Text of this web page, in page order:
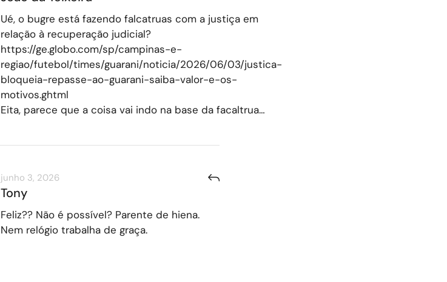
Ué, o bugre está fazendo falcatruas com a justiça em
relação à recuperação judicial?
https://ge.globo.com/sp/campinas-e-
regiao/futebol/times/guarani/noticia/2026/06/03/justica-
bloqueia-repasse-ao-guarani-saiba-valor-e-os-
motivos.ghtml
Eita, parece que a coisa vai indo na base da facaltrua…
junho 3, 2026
Tony
Feliz?? Não é possível? Parente de hiena.
Nem relógio trabalha de graça.